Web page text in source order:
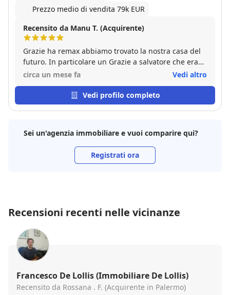
Prezzo medio di vendita 79k EUR
Recensito da Manu T. (Acquirente)
Grazie ha remax abbiamo trovato la nostra casa del
futuro. In particolare un Grazie a salvatore che era
sempre disponibile per qualsiasi momento.
circa un mese fa Vedi altro
Vedi profilo completo
Sei un'agenzia immobiliare e vuoi comparire qui?
Registrati ora
Recensioni recenti nelle vicinanze
Francesco De Lollis (Immobiliare De Lollis)
Recensito da Rossana . F. (Acquirente in Palermo)